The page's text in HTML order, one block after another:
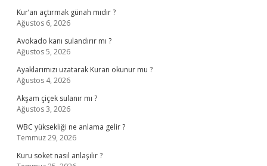
Kur’an açtırmak günah mıdır ?
Ağustos 6, 2026
Avokado kanı sulandırır mı ?
Ağustos 5, 2026
Ayaklarımızı uzatarak Kuran okunur mu ?
Ağustos 4, 2026
Akşam çiçek sulanır mı ?
Ağustos 3, 2026
WBC yüksekliği ne anlama gelir ?
Temmuz 29, 2026
Kuru soket nasıl anlaşılır ?